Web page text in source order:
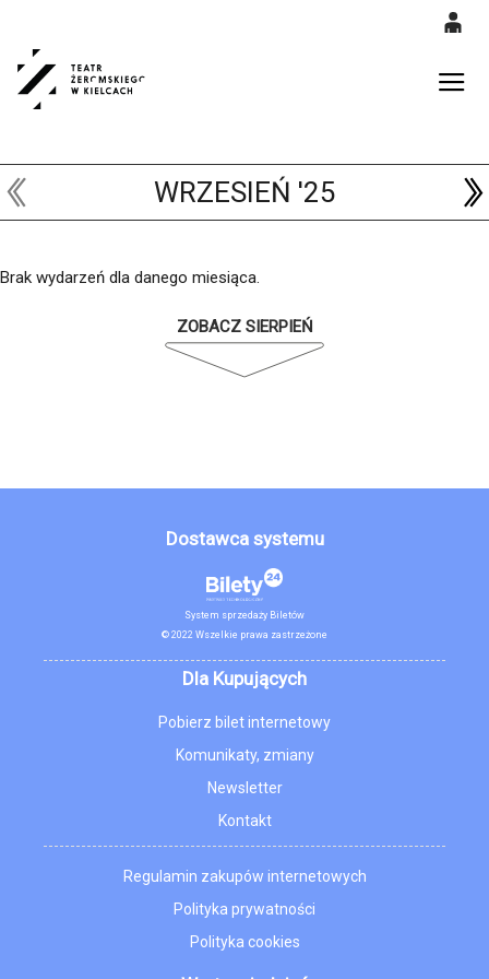
0,00
WRZESIEŃ '25
Brak wydarzeń dla danego miesiąca.
ZOBACZ SIERPIEŃ
Dostawca systemu
System sprzedaży Biletów
© 2022 Wszelkie prawa zastrzeżone
Dla Kupujących
Pobierz bilet internetowy
Komunikaty, zmiany
Newsletter
Kontakt
Regulamin zakupów internetowych
Polityka prywatności
Polityka cookies